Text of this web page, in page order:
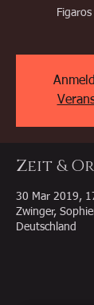
Zeit &
30 Mar 2019,
Zwinger,
Deutschland